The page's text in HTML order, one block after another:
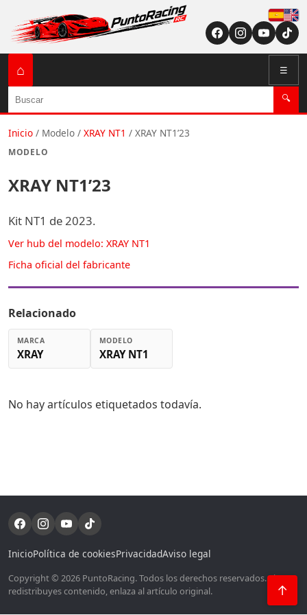
English (US /
⌂ ☰
Buscar 🔍
Inicio / Modelo / XRAY NT1 / XRAY NT1’23
MODELO
XRAY NT1’23
Kit NT1 de 2023.
Ver hub del modelo: XRAY NT1
Ficha oficial del fabricante
Relacionado
MARCA
XRAY
MODELO
XRAY NT1
No hay artículos etiquetados todavía.
InicioPolítica de cookiesPrivacidadAviso legal
Copyright © 2026 PuntoRacing. Todos los derechos reservados. Si
redistribuyes contenido, enlaza al artículo original.
↑